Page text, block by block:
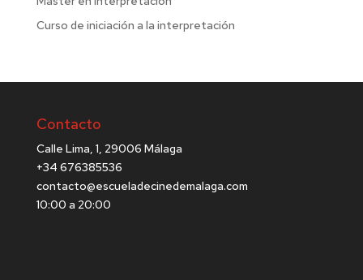
Curso de iniciación a la interpretación
Contacto
Calle Lima, 1, 29006 Málaga
+34 676385536
contacto@escueladecinedemalaga.com
10:00 a 20:00